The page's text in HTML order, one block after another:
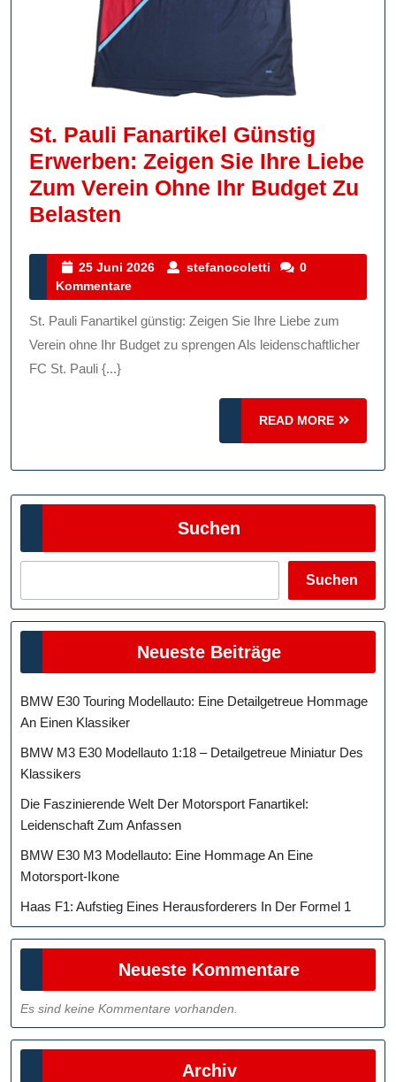
St. Pauli Fanartikel Günstig
Erwerben: Zeigen Sie Ihre Liebe
Zum Verein Ohne Ihr Budget Zu
Belasten
Fanartikel
Günstig
Erwerben:
Zeigen
Sie
Verein
Ohne
Budget
Belasten
25 Juni 2026
25
2026
stefanocoletti stefanocoletti
0
Kommentare
St. Pauli Fanartikel günstig: Zeigen Sie Ihre Liebe zum
Verein ohne Ihr Budget zu sprengen Als leidenschaftlicher
FC St. Pauli {...}
READ MORE
READ
MORE
Suchen
Suchen
Neueste Beiträge
BMW E30 Touring Modellauto: Eine Detailgetreue Hommage
An Einen Klassiker
BMW M3 E30 Modellauto 1:18 – Detailgetreue Miniatur Des
Klassikers
Die Faszinierende Welt Der Motorsport Fanartikel:
Leidenschaft Zum Anfassen
BMW E30 M3 Modellauto: Eine Hommage An Eine
Motorsport-Ikone
Haas F1: Aufstieg Eines Herausforderers In Der Formel 1
Neueste Kommentare
Es sind keine Kommentare vorhanden.
Archiv